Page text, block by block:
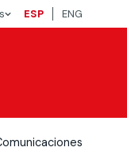
ESP ENG